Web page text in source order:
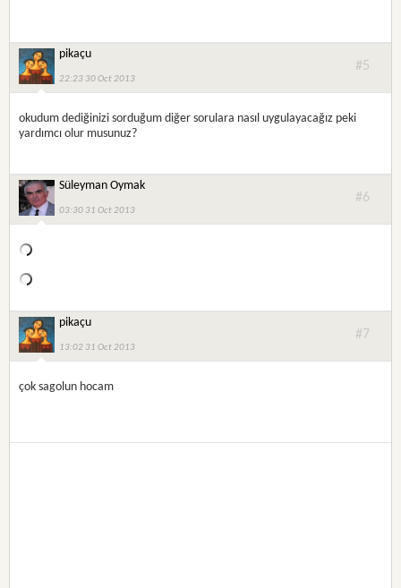
pikaçu
22:23 30 Oct 2013
#5
okudum dediğinizi sorduğum diğer sorulara nasıl uygulayacağız peki
yardımcı olur musunuz?
Süleyman Oymak
03:30 31 Oct 2013
#6
pikaçu
13:02 31 Oct 2013
#7
çok sagolun hocam